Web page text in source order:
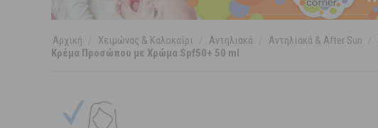
Αρχική Χειμώνας & Καλοκαίρι Αντηλιακά Αντηλιακά & After Sun
Κρέμα Προσώπου με Χρώμα Spf50+ 50 ml